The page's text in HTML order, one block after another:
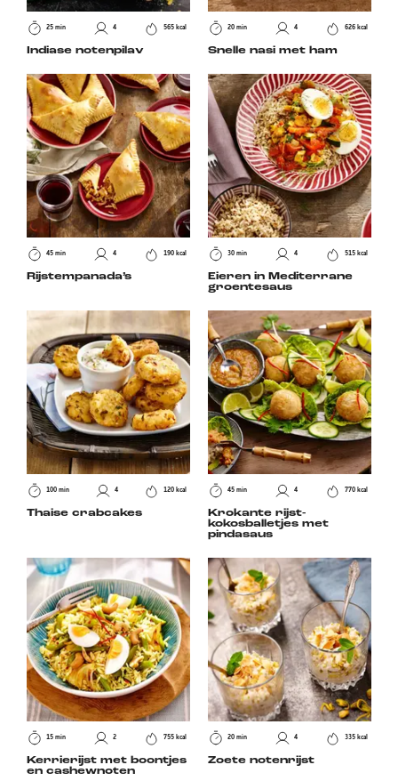
25 min 4 565 kcal
Indiase notenpilav
20 min 4 626 kcal
Snelle nasi met ham
45 min 4 190 kcal
Rijstempanada’s
30 min 4 515 kcal
Eieren in Mediterrane
groentesaus
100 min 4 120 kcal
Thaise crabcakes
45 min 4 770 kcal
Krokante rijst-
kokosballetjes met
pindasaus
15 min 2 755 kcal
Kerrierijst met boontjes
en cashewnoten
20 min 4 335 kcal
Zoete notenrijst